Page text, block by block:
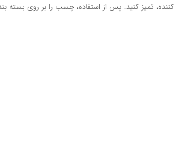
تمیز کنید. پس از استفاده، چسب را بر روی بسته